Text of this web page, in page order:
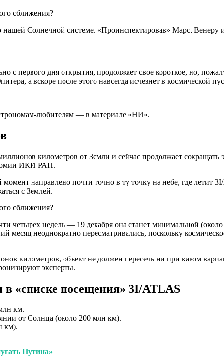
Солнечной системе. «Проинспектировав» Марс, Венеру
с первого дня открытия, продолжает свое короткое, но,
а вскоре после этого навсегда исчезнет в космической
любителям — в материале «НИ».
километров от Земли и сейчас продолжает сокращать
ИКИ РАН.
направлено почти точно в ту точку на небе, где летит
с Землей.
четырех недель — 19 декабря она станет минимальной
месяц неоднократно пересматривались, поскольку
километров, объект не должен пересечь ни при каком
эксперты.
«списке посещения» 3I/ATLAS
км.
от Солнца (около 200 млн км).
км).
Путина»